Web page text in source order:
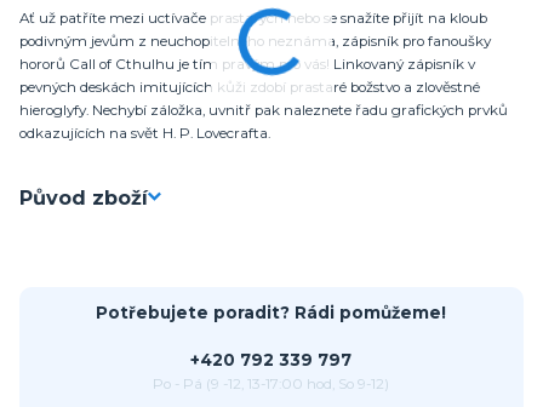
Ať už patříte mezi uctívače prastarých nebo se snažíte přijít na kloub
podivným jevům z neuchopitelného neznáma, zápisník pro fanoušky
hororů Call of Cthulhu je tím pravým pro vás! Linkovaný zápisník v
pevných deskách imitujících kůži zdobí prastaré božstvo a zlověstné
hieroglyfy. Nechybí záložka, uvnitř pak naleznete řadu grafických prvků
odkazujících na svět H. P. Lovecrafta.
Původ zboží
Potřebujete poradit? Rádi pomůžeme!
+420 792 339 797
Po - Pá (9 -12, 13-17:00 hod, So 9-12)